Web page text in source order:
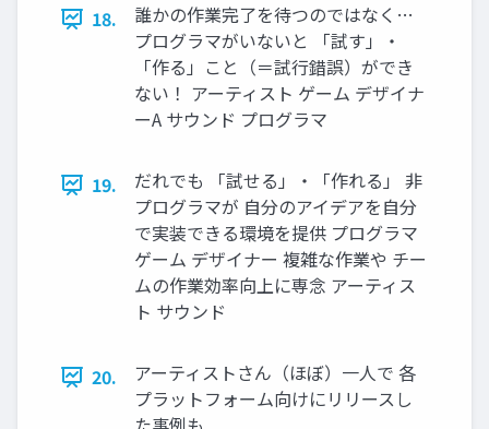
18.
誰かの作業完了を待つのではなく…
プログラマがいないと 「試す」・
「作る」こと（＝試行錯誤）ができ
ない！ アーティスト ゲーム デザイナ
ーA サウンド プログラマ
19.
だれでも 「試せる」・「作れる」 非
プログラマが 自分のアイデアを自分
で実装できる環境を提供 プログラマ
ゲーム デザイナー 複雑な作業や チー
ムの作業効率向上に専念 アーティス
ト サウンド
20.
アーティストさん（ほぼ）一人で 各
プラットフォーム向けにリリースし